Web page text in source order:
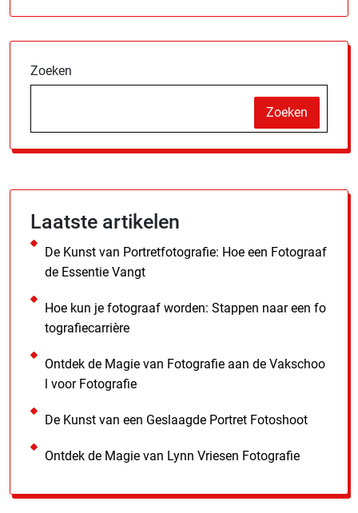
Zoeken
Zoeken
Laatste artikelen
De Kunst van Portretfotografie: Hoe een Fotograaf
de Essentie Vangt
Hoe kun je fotograaf worden: Stappen naar een fo
tografiecarrière
Ontdek de Magie van Fotografie aan de Vakschoo
l voor Fotografie
De Kunst van een Geslaagde Portret Fotoshoot
Ontdek de Magie van Lynn Vriesen Fotografie